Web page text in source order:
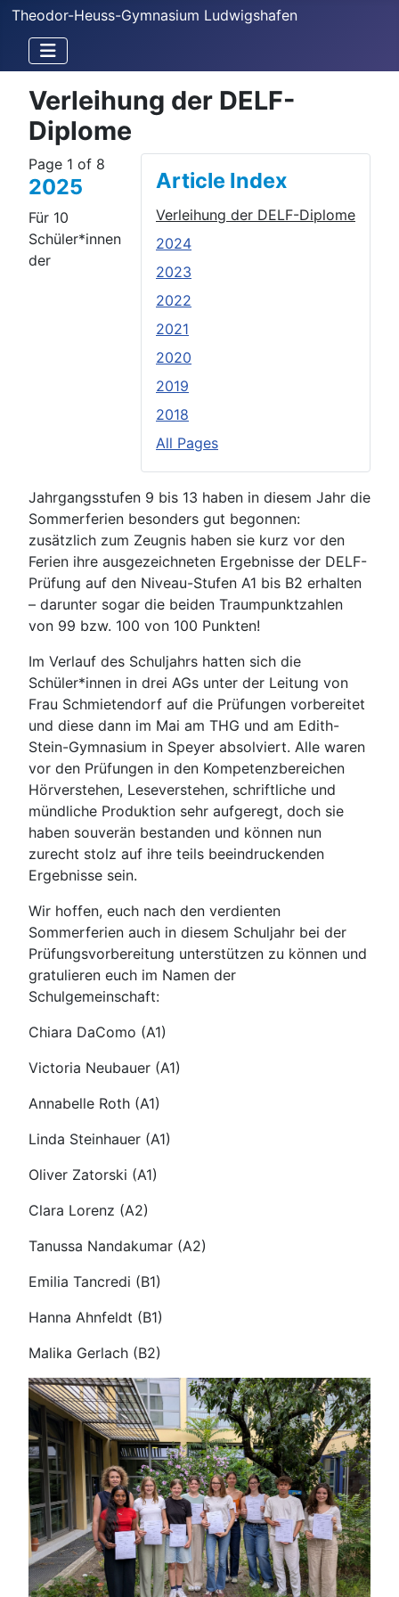
Theodor-Heuss-Gymnasium Ludwigshafen
Verleihung der DELF-
Diplome
Article Index
Verleihung der DELF-Diplome
2024
2023
2022
2021
2020
2019
2018
All Pages
Page 1 of 8
2025
Für 10
Schüler*innen
der
Jahrgangsstufen 9 bis 13 haben in diesem Jahr die
Sommerferien besonders gut begonnen:
zusätzlich zum Zeugnis haben sie kurz vor den
Ferien ihre ausgezeichneten Ergebnisse der DELF-
Prüfung auf den Niveau-Stufen A1 bis B2 erhalten
– darunter sogar die beiden Traumpunktzahlen
von 99 bzw. 100 von 100 Punkten!
Im Verlauf des Schuljahrs hatten sich die
Schüler*innen in drei AGs unter der Leitung von
Frau Schmietendorf auf die Prüfungen vorbereitet
und diese dann im Mai am THG und am Edith-
Stein-Gymnasium in Speyer absolviert. Alle waren
vor den Prüfungen in den Kompetenzbereichen
Hörverstehen, Leseverstehen, schriftliche und
mündliche Produktion sehr aufgeregt, doch sie
haben souverän bestanden und können nun
zurecht stolz auf ihre teils beeindruckenden
Ergebnisse sein.
Wir hoffen, euch nach den verdienten
Sommerferien auch in diesem Schuljahr bei der
Prüfungsvorbereitung unterstützen zu können und
gratulieren euch im Namen der
Schulgemeinschaft:
Chiara DaComo (A1)
Victoria Neubauer (A1)
Annabelle Roth (A1)
Linda Steinhauer (A1)
Oliver Zatorski (A1)
Clara Lorenz (A2)
Tanussa Nandakumar (A2)
Emilia Tancredi (B1)
Hanna Ahnfeldt (B1)
Malika Gerlach (B2)